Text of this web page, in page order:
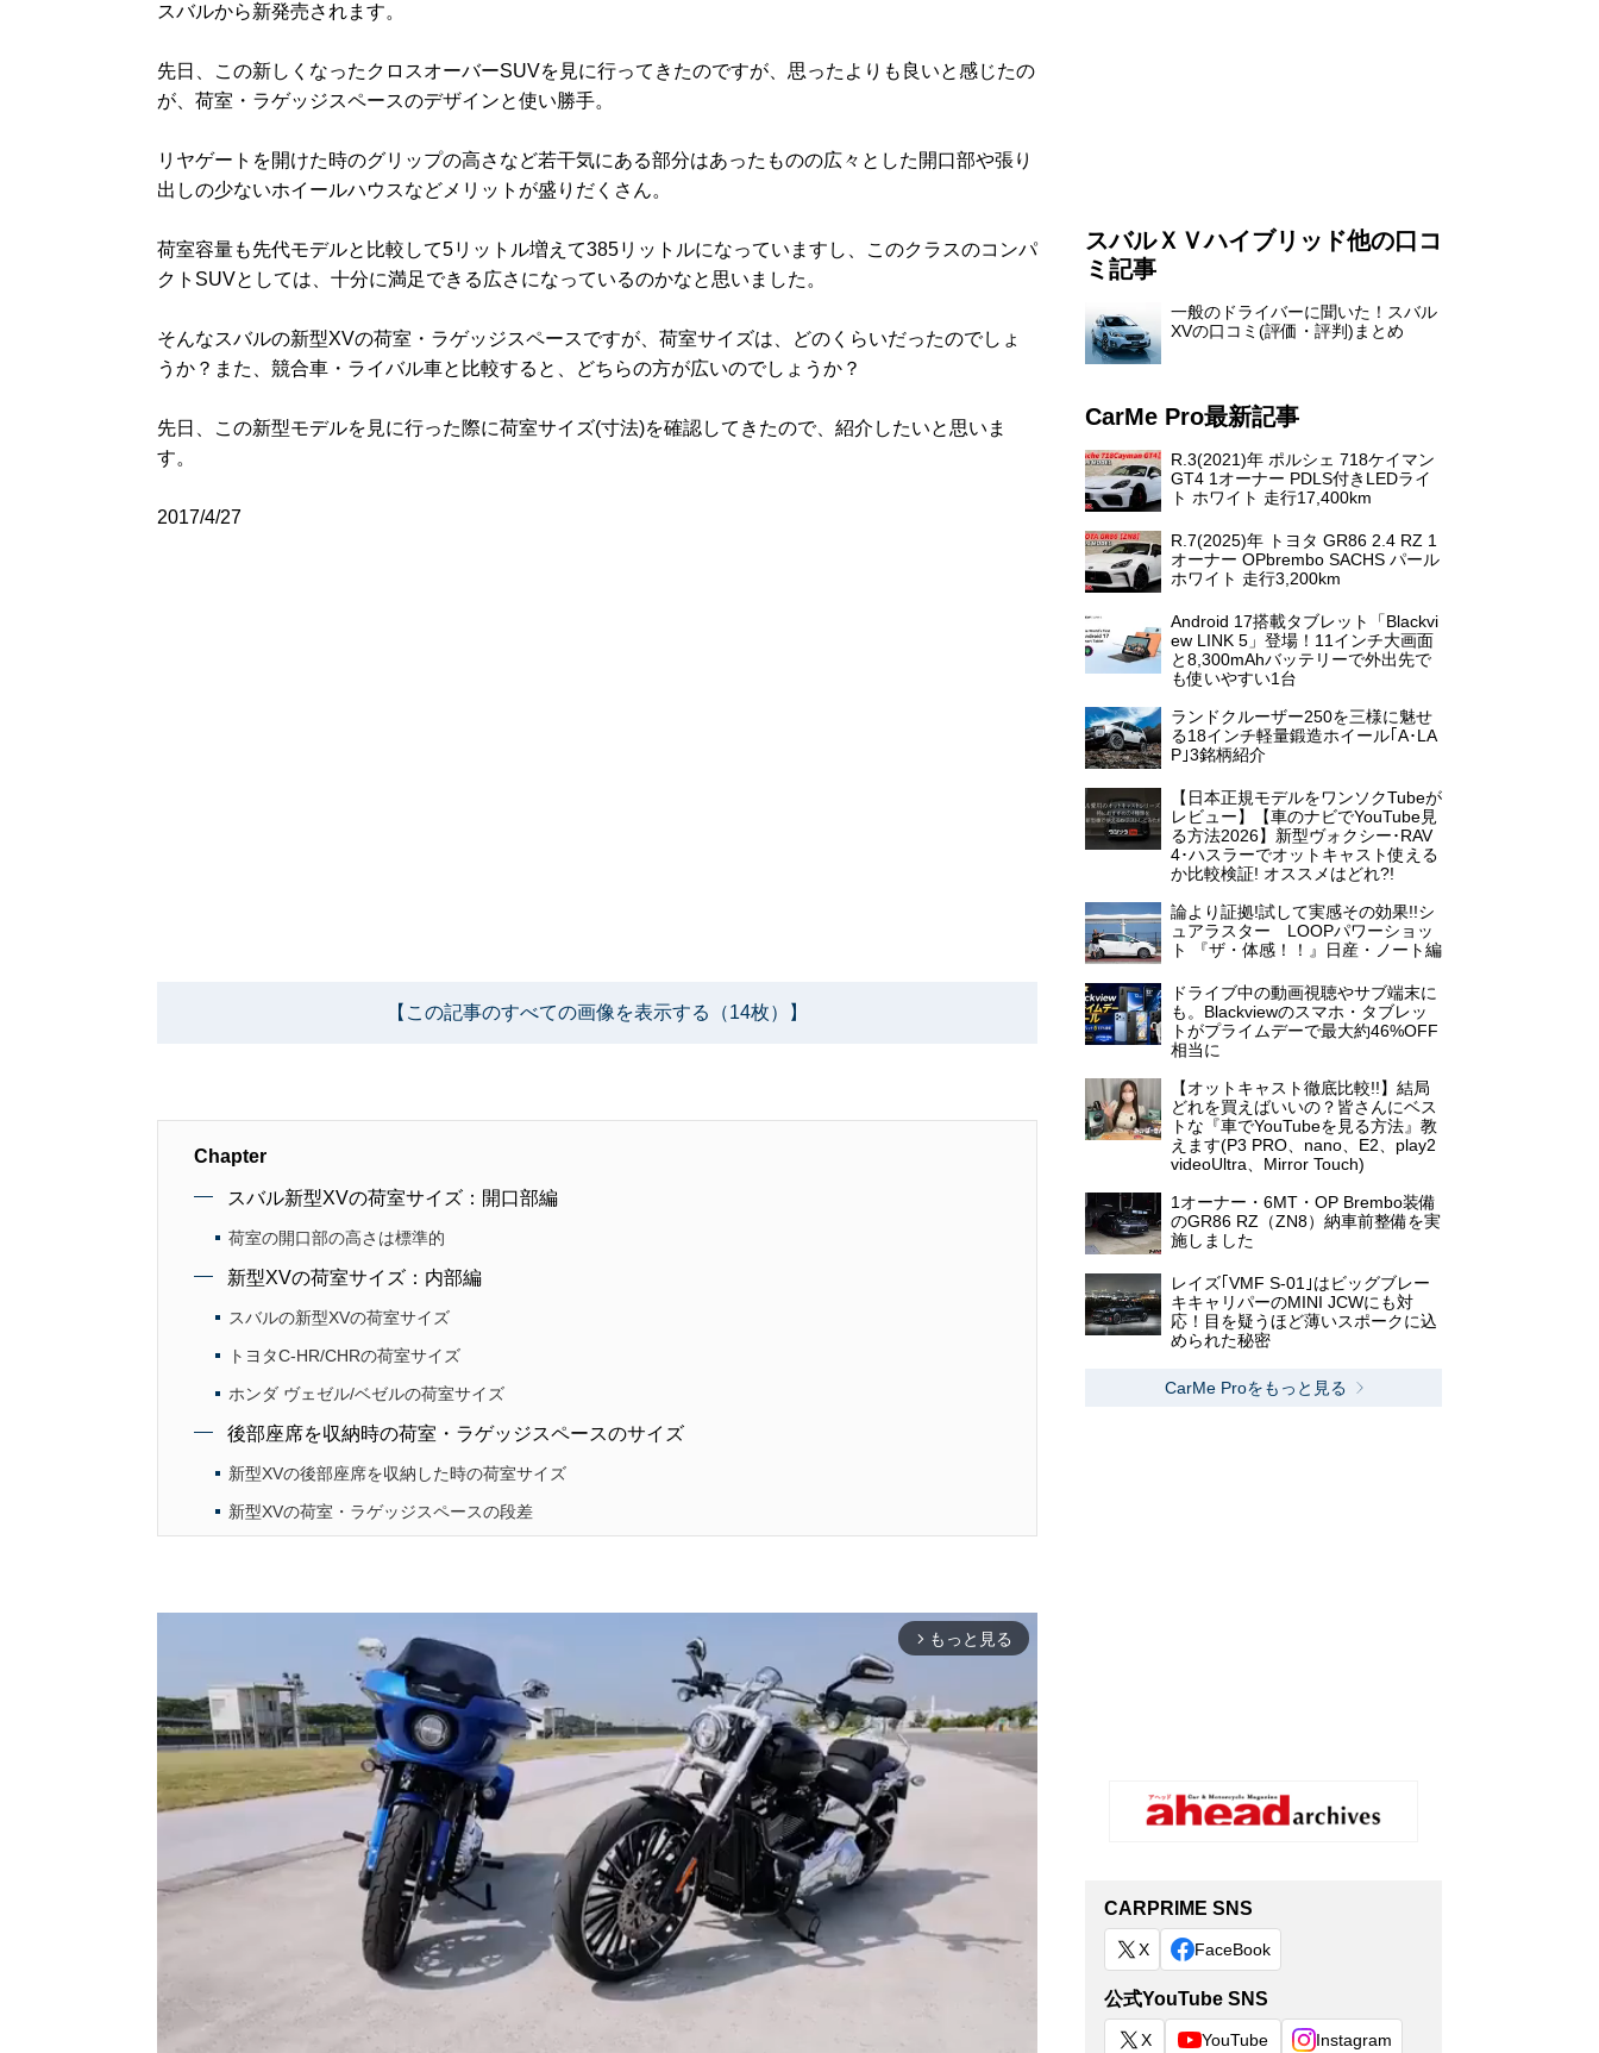
スバルから新発売されます。
先日、この新しくなったクロスオーバーSUVを見に行ってきたのですが、思ったよりも良いと感じたの
が、荷室・ラゲッジスペースのデザインと使い勝手。
リヤゲートを開けた時のグリップの高さなど若干気にある部分はあったものの広々とした開口部や張り
出しの少ないホイールハウスなどメリットが盛りだくさん。
荷室容量も先代モデルと比較して5リットル増えて385リットルになっていますし、このクラスのコンパ
クトSUVとしては、十分に満足できる広さになっているのかなと思いました。
そんなスバルの新型XVの荷室・ラゲッジスペースですが、荷室サイズは、どのくらいだったのでしょ
うか？また、競合車・ライバル車と比較すると、どちらの方が広いのでしょうか？
先日、この新型モデルを見に行った際に荷室サイズ(寸法)を確認してきたので、紹介したいと思いま
す。
2017/4/27
【この記事のすべての画像を表示する（14枚）】
Chapter
スバル新型XVの荷室サイズ：開口部編
荷室の開口部の高さは標準的
新型XVの荷室サイズ：内部編
スバルの新型XVの荷室サイズ
トヨタC-HR/CHRの荷室サイズ
ホンダ ヴェゼル/ベゼルの荷室サイズ
後部座席を収納時の荷室・ラゲッジスペースのサイズ
新型XVの後部座席を収納した時の荷室サイズ
新型XVの荷室・ラゲッジスペースの段差
arrow_forward_ios もっと見る
スバルＸＶハイブリッド他の口コ
ミ記事
一般のドライバーに聞いた！スバル
XVの口コミ(評価・評判)まとめ
CarMe Pro最新記事
R.3(2021)年 ポルシェ 718ケイマン
GT4 1オーナー PDLS付きLEDライ
ト ホワイト 走行17,400km
R.7(2025)年 トヨタ GR86 2.4 RZ 1
オーナー OPbrembo SACHS パール
ホワイト 走行3,200km
Android 17搭載タブレット「Blackvi
ew LINK 5」登場！11インチ大画面
と8,300mAhバッテリーで外出先で
も使いやすい1台
ランドクルーザー250を三様に魅せ
る18インチ軽量鍛造ホイール｢A･LA
P｣3銘柄紹介
【日本正規モデルをワンソクTubeが
レビュー】【車のナビでYouTube見
る方法2026】新型ヴォクシー･RAV
4･ハスラーでオットキャスト使える
か比較検証! オススメはどれ?!
論より証拠!試して実感その効果!!シ
ュアラスター LOOPパワーショッ
ト 『ザ・体感！！』日産・ノート編
ドライブ中の動画視聴やサブ端末に
も。Blackviewのスマホ・タブレッ
トがプライムデーで最大約46%OFF
相当に
【オットキャスト徹底比較!!】結局
どれを買えばいいの？皆さんにベス
トな『車でYouTubeを見る方法』教
えます(P3 PRO、nano、E2、play2
videoUltra、Mirror Touch)
1オーナー・6MT・OP Brembo装備
のGR86 RZ（ZN8）納車前整備を実
施しました
レイズ｢VMF S-01｣はビッグブレー
キキャリパーのMINI JCWにも対
応！目を疑うほど薄いスポークに込
められた秘密
CarMe Proをもっと見る
CARPRIME SNS
X FaceBook
公式YouTube SNS
X YouTube Instagram